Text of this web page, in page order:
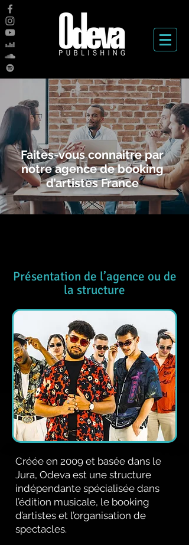
Faites-vous connaitre par
notre agence de booking
d’artistes France
Présentation de l’agence ou de
la structure
Créée en 2009 et basée dans le
Jura, Odeva est une structure
indépendante spécialisée dans
l’édition musicale, le booking
d’artistes et l’organisation de
spectacles.